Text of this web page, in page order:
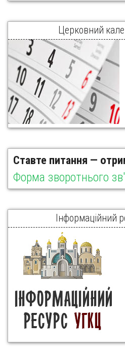
Церковний
Ставте питання —
Форма зворотнього
Інформаційний